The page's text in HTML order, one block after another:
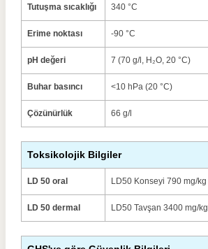
Tutuşma sıcaklığı 340 °C
Erime noktası -90 °C
pH değeri 7 (70 g/l, H₂O, 20 °C)
Buhar basıncı <10 hPa (20 °C)
Çözünürlük 66 g/l
Toksikolojik Bilgiler
LD 50 oral LD50 Konseyi 790 mg/kg
LD 50 dermal LD50 Tavşan 3400 mg/kg